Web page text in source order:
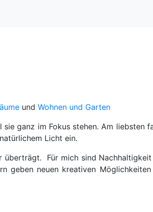
und Wohnen und Garten
ganz im Fokus stehen. Am liebsten
Licht ein.
überträgt. Für mich sind
geben neuen kreativen Möglichkeiten